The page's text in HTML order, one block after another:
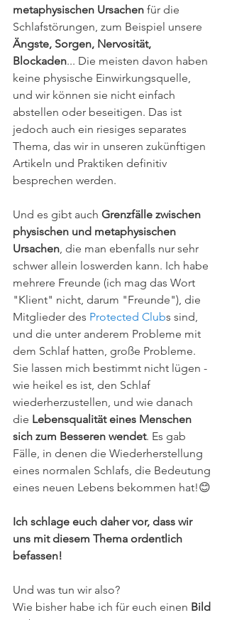
metaphysischen Ursachen für die
Schlafstörungen, zum Beispiel unsere
Ängste, Sorgen, Nervosität,
Blockaden... Die meisten davon haben
keine physische Einwirkungsquelle,
und wir können sie nicht einfach
abstellen oder beseitigen. Das ist
jedoch auch ein riesiges separates
Thema, das wir in unseren zukünftigen
Artikeln und Praktiken definitiv
besprechen werden.
Und es gibt auch Grenzfälle zwischen
physischen und metaphysischen
Ursachen, die man ebenfalls nur sehr
schwer allein loswerden kann. Ich habe
mehrere Freunde (ich mag das Wort
"Klient" nicht, darum "Freunde"), die
Mitglieder des Protected Clubs sind,
und die unter anderem Probleme mit
dem Schlaf hatten, große Probleme.
Sie lassen mich bestimmt nicht lügen -
wie heikel es ist, den Schlaf
wiederherzustellen, und wie danach
die Lebensqualität eines Menschen
sich zum Besseren wendet. Es gab
Fälle, in denen die Wiederherstellung
eines normalen Schlafs, die Bedeutung
eines neuen Lebens bekommen hat!😊
Ich schlage euch daher vor, dass wir
uns mit diesem Thema ordentlich
befassen!
Und was tun wir also?
Wie bisher habe ich für euch einen Bild